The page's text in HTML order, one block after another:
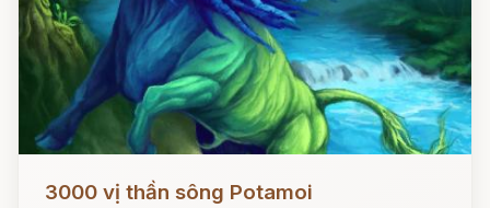
3000 vị thần sông Potamoi